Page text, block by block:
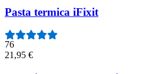
Pasta termica iFixit
76
21,95 €